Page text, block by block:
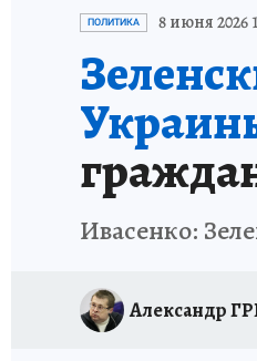
ПОЛИТИКА 8 июня 2026
Ивасенко:
Александр